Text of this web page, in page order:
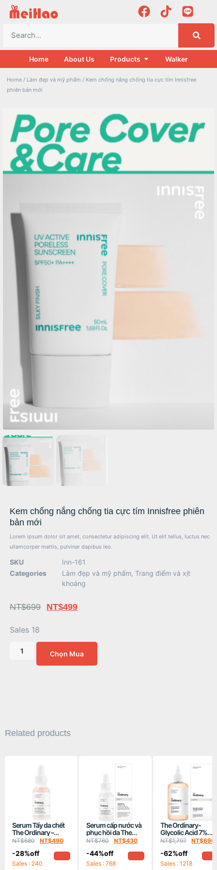
Home About Us Products Walker
Home / Làm đẹp và mỹ phẩm / Kem chống nắng chống tia cực tím Innisfree
phiên bản mới
Kem chống nắng chống tia cực tím Innisfree phiên
bản mới
Lorem ipsum dolor sit amet, consectetur adipiscing elit. Ut elit tellus, luctus nec
ullamcorper mattis, pulvinar dapibus leo.
SKU
Inn-161
Categories
Làm đẹp và mỹ phẩm, Trang điểm và xịt
khoáng
NT$699 NT$499
Sales 18
Chọn Mua
Related products
Serum Tẩy da chết
The Ordinary –
Lactic Acid 5% +
NT$680 NT$490
-28%off
Sales : 240
Serum cấp nước và
phục hồi da The
Ordinary Hyaluronic
NT$760 NT$430
-44%off
Sales : 768
The Ordinary-
Glycolic Acid 7%
Toning Solution-
Hồng240ml
NT$1,797 NT$690
-62%off
Sales : 1218